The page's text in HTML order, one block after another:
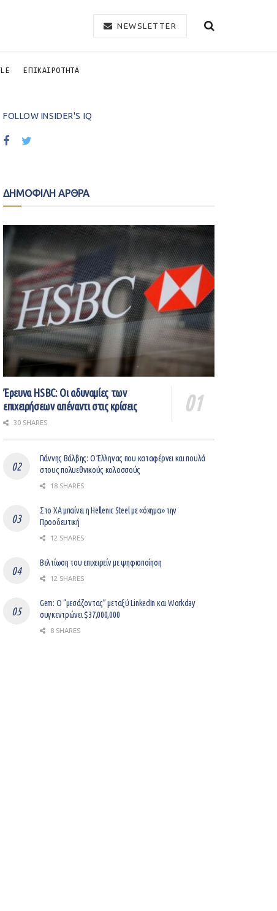
NEWSLETTER
ΕΠΙΚΑΙΡΟΤΗΤΑ
FOLLOW INSIDER'S IQ
ΔΗΜΟΦΙΛΗ ΑΡΘΡΑ
Έρευνα HSBC: Οι αδυναμίες των
επιχειρήσεων απέναντι στις κρίσεις
30 SHARES
Γιάννης Βάλβης: O Έλληνας που καταφέρνει και πουλά
στους πολυεθνικούς κολοσσούς
18 SHARES
Στο ΧΑ μπαίνει η Hellenic Steel με «όχημα» την
Προοδευτική
12 SHARES
Βελτίωση του επιχειρείν με ψηφιοποίηση
12 SHARES
Gem: Ο “μεσάζοντας” μεταξύ LinkedIn και Workday
συγκεντρώνει $37,000,000
8 SHARES